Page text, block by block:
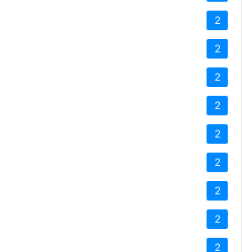
2
2
2
2
2
2
2
2
2